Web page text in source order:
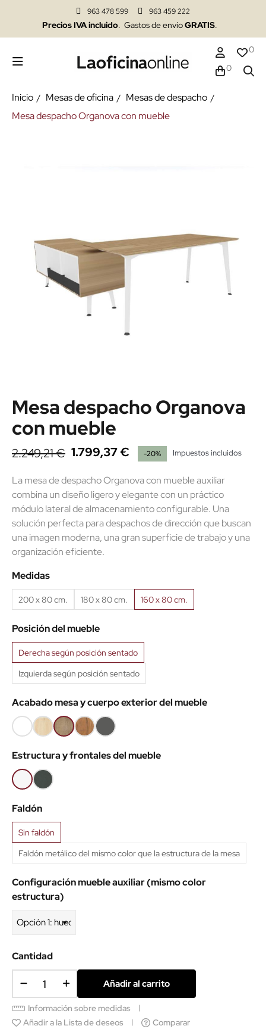
963 478 599 963 459 222
Precios IVA incluido. Gastos de envíoGRATIS.
0
0
Inicio Mesas de oficina
Mesas de despacho
Mesa despacho Organova con mueble
Mesa despacho Organova
con mueble
2.249,21 € 1.799,37 € -20% Impuestos incluidos
La mesa de despacho Organova con mueble auxiliar
combina un diseño ligero y elegante con un práctico
módulo lateral de almacenamiento configurable. Una
solución perfecta para despachos de dirección que buscan
una imagen moderna, una gran superficie de trabajo y una
organización eficiente.
Medidas
200 x 80 cm. 180 x 80 cm. 160 x 80 cm.
Posición del mueble
Derecha según posición sentado
Izquierda según posición sentado
Acabado mesa y cuerpo exterior del mueble
Blanco
(IMA)
Roble
claro
(IMA)
Roble
Nuez
(IMA)
Roble
viejo
(IMA)
Antracita
(IMA)
Estructura y frontales del mueble
BlancoAntracita
Faldón
Sin faldón
Faldón metálico del mismo color que la estructura de la mesa
Configuración mueble auxiliar (mismo color
estructura)
Cantidad
Añadir al carrito
Información sobre medidas
Añadir a la Lista de deseos
Comparar